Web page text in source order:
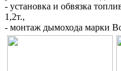
- установка и обвязка
1,2т.,
- монтаж дымохода марки